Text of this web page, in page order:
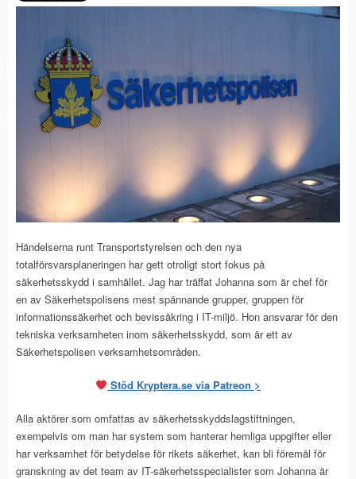
Händelserna runt Transportstyrelsen och den nya
totalförsvarsplaneringen har gett otroligt stort fokus på
säkerhetsskydd i samhället. Jag har träffat Johanna som är chef för
en av Säkerhetspolisens mest spännande grupper, gruppen för
informationssäkerhet och bevissäkring i IT-miljö. Hon ansvarar för den
tekniska verksamheten inom säkerhetsskydd, som är ett av
Säkerhetspolisen verksamhetsområden.
Stöd Kryptera.se via Patreon >
Alla aktörer som omfattas av säkerhetsskyddslagstiftningen,
exempelvis om man har system som hanterar hemliga uppgifter eller
har verksamhet för betydelse för rikets säkerhet, kan bli föremål för
granskning av det team av IT-säkerhetsspecialister som Johanna är